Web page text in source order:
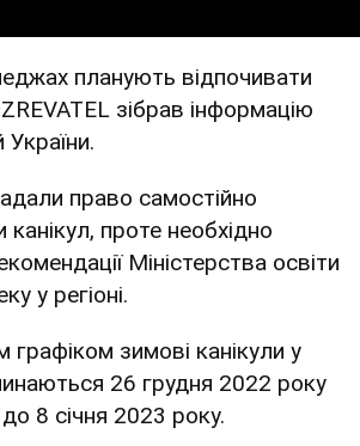
планують відпочивати
зібрав інформацію
право самостійно
проте необхідно
Міністерства освіти
у регіоні.
графіком зимові канікули у
26 грудня 2022 року
8 січня 2023 року.